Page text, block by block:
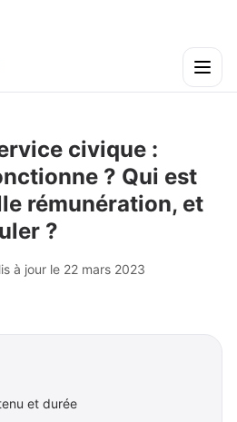
civique :
? Qui est
rémunération, et
?
à jour le 22 mars 2023
et durée